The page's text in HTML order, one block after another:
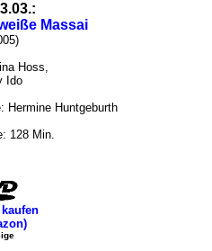
Massai
Hoss,
Ido
Hermine Huntgeburth
128 Min.
kaufen